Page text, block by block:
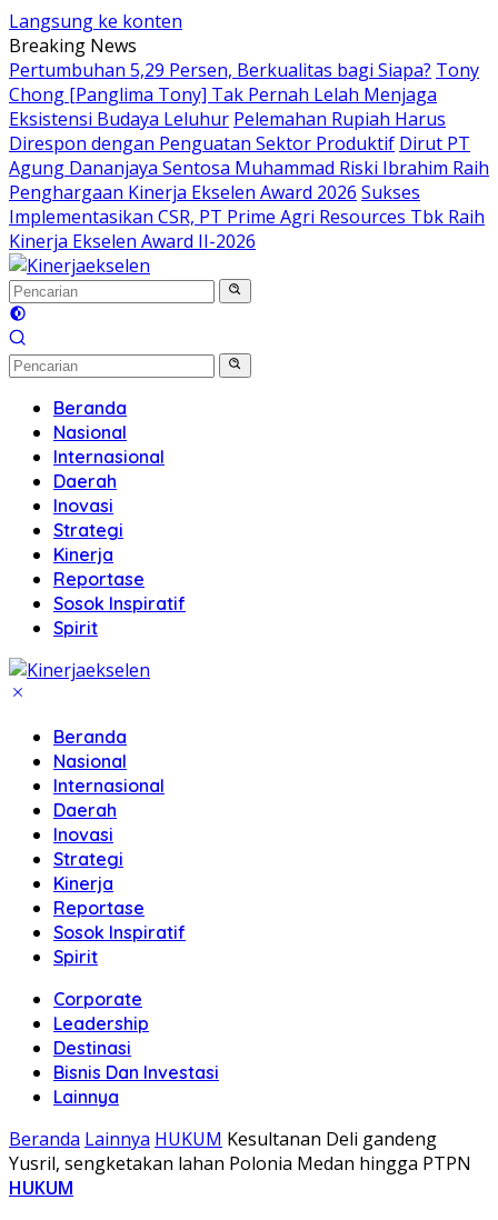
Langsung ke konten
Breaking News
Pertumbuhan 5,29 Persen, Berkualitas bagi Siapa? Tony
Chong [Panglima Tony] Tak Pernah Lelah Menjaga
Eksistensi Budaya Leluhur Pelemahan Rupiah Harus
Direspon dengan Penguatan Sektor Produktif Dirut PT
Agung Dananjaya Sentosa Muhammad Riski Ibrahim Raih
Penghargaan Kinerja Ekselen Award 2026 Sukses
Implementasikan CSR, PT Prime Agri Resources Tbk Raih
Kinerja Ekselen Award II-2026
Beranda
Nasional
Internasional
Daerah
Inovasi
Strategi
Kinerja
Reportase
Sosok Inspiratif
Spirit
Beranda
Nasional
Internasional
Daerah
Inovasi
Strategi
Kinerja
Reportase
Sosok Inspiratif
Spirit
Corporate
Leadership
Destinasi
Bisnis Dan Investasi
Lainnya
Beranda Lainnya HUKUM Kesultanan Deli gandeng
Yusril, sengketakan lahan Polonia Medan hingga PTPN
HUKUM